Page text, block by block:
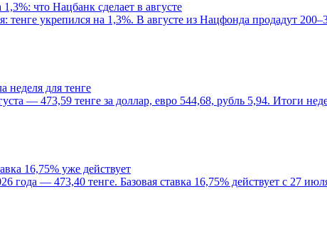
что Нацбанк сделает в августе
укрепился на 1,3%. В августе из Нацфонда продадут
неделя для тенге
— 473,59 тенге за доллар, евро 544,68, рубль 5,94. Итоги
16,75% уже действует
года — 473,40 тенге. Базовая ставка 16,75% действует с 27